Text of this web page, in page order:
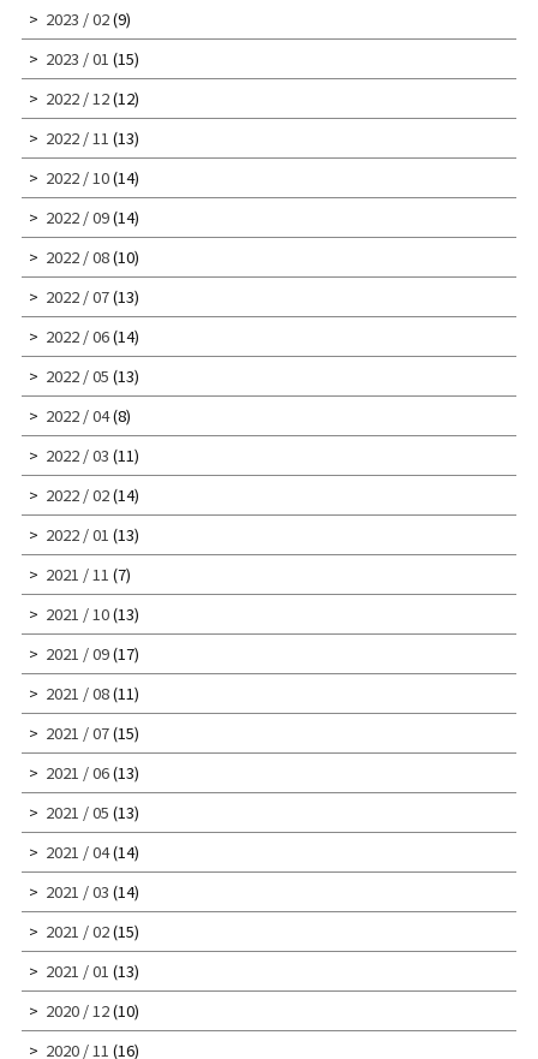
2023 / 02(9)
2023 / 01 (15)
2022 / 12(12)
2022 / 11 (13)
2022 / 10(14)
2022 / 09(14)
2022 / 08(10)
2022 / 07(13)
2022 / 06(14)
2022 / 05 (13)
2022 / 04(8)
2022 / 03 (11)
2022 / 02(14)
2022 / 01 (13)
2021 / 11 (7)
2021 / 10(13)
2021 / 09(17)
2021 / 08(11)
2021 / 07(15)
2021 / 06(13)
2021 / 05 (13)
2021 / 04(14)
2021 / 03 (14)
2021 / 02(15)
2021 / 01 (13)
2020 / 12(10)
2020 / 11 (16)